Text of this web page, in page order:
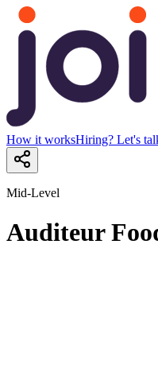
How it worksHiring? Let's
Mid-Level
Auditeur